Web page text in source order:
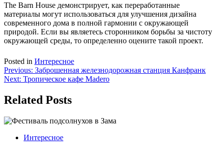
The Barn House демонстрирует, как переработанные
материалы могут использоваться для улучшения дизайна
современного дома в полной гармонии с окружающей
природой. Если вы являетесь сторонником борьбы за чистоту
окружающей среды, то определенно оцените такой проект.
Posted in Интересное
Навигация
по
записям
Previous: Заброшенная железнодорожная станция Канфранк
Next: Тропическое кафе Madero
Related Posts
Интересное